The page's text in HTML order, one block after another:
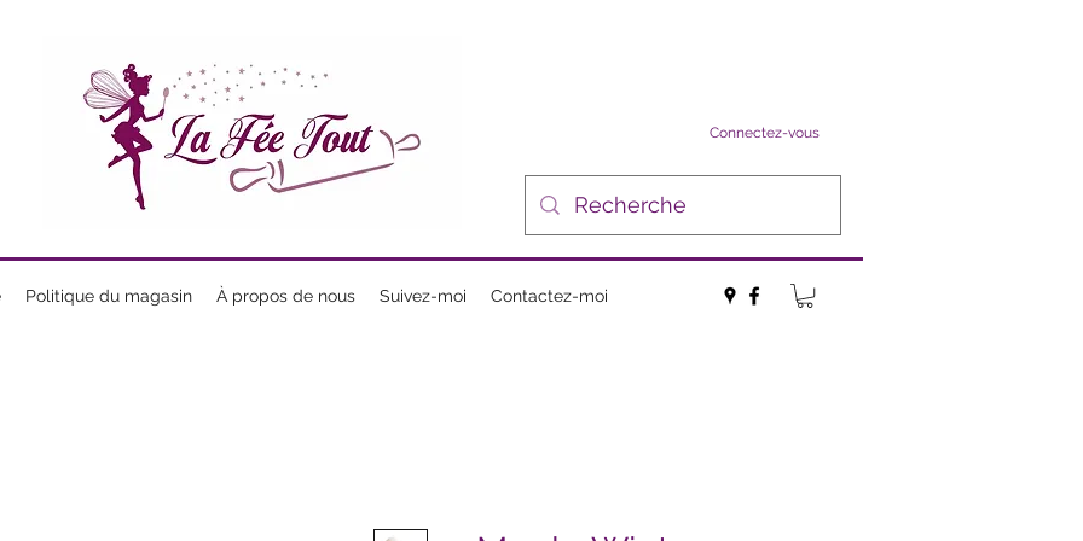
Connectez-vous
Politique du magasin À propos de nous Suivez-moi Contactez-moi